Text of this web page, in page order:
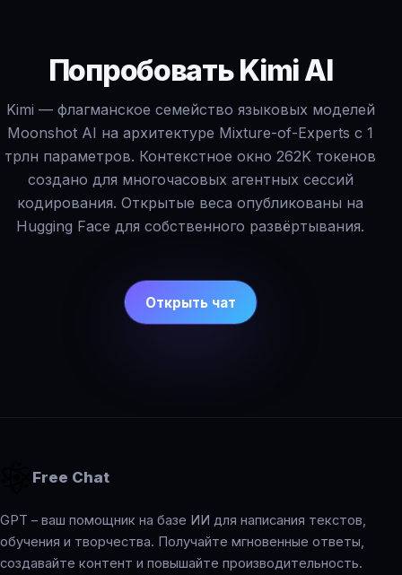
Попробовать Kimi AI
Kimi — флагманское семейство языковых моделей
Moonshot AI на архитектуре Mixture-of-Experts с 1
трлн параметров. Контекстное окно 262K токенов
создано для многочасовых агентных сессий
кодирования. Открытые веса опубликованы на
Hugging Face для собственного развёртывания.
Открыть чат
Free Chat
GPT – ваш помощник на базе ИИ для написания текстов,
обучения и творчества. Получайте мгновенные ответы,
создавайте контент и повышайте производительность.